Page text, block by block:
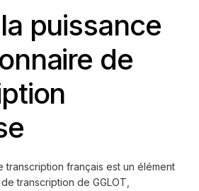
puissance
de
transcription français est un élément
transcription de GGLOT,